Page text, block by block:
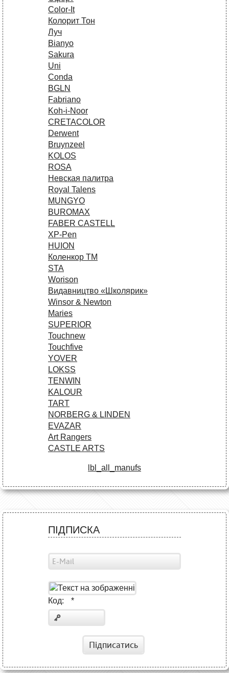
Сolor-It
Колорит Тон
Луч
Bianyo
Sakura
Uni
Conda
BGLN
Fabriano
Koh-i-Noor
CRETACOLOR
Derwent
Bruynzeel
KOLOS
ROSA
Невская палитра
Royal Talens
MUNGYO
BUROMAX
FABER CASTELL
XP-Pen
HUION
Коленкор ТМ
STA
Worison
Видавництво «Школярик»
Winsor & Newton
Maries
SUPERIOR
Touchnew
Touchfive
YOVER
LOKSS
TENWIN
KALOUR
TART
NORBERG & LINDEN
EVAZAR
Art Rangers
CASTLE ARTS
lbl_all_manufs
ПІДПИСКА
Код: *
Підписатись